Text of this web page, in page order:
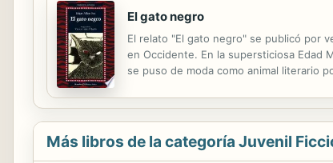
El gato negro
El relato "El gato negro" se publicó por
en Occidente. En la supersticiosa Edad
se puso de moda como animal literario
Más libros de la categoría Juvenil